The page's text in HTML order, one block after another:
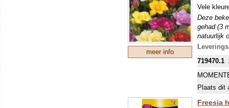
meer info
Vele
Deze
gehad (3
natuurlijk
719470.1
Plaats dit
Freesia